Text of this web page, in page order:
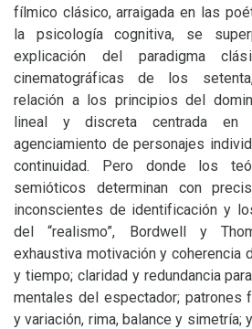
fílmico clásico, arraigada en las
la psicología cognitiva, se
explicación del paradigma
cinematográficas de los
relación a los principios del
lineal y discreta centrada
agenciamiento de personajes
continuidad. Pero donde los
semióticos determinan con
inconscientes de identificación y
del “realismo”, Bordwell y
exhaustiva motivación y coherencia
y tiempo; claridad y redundancia
mentales del espectador; patrones
y variación, rima, balance y simetría;